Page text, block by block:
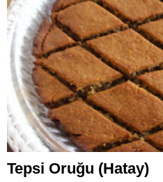
Tepsi Oruğu (Hatay)